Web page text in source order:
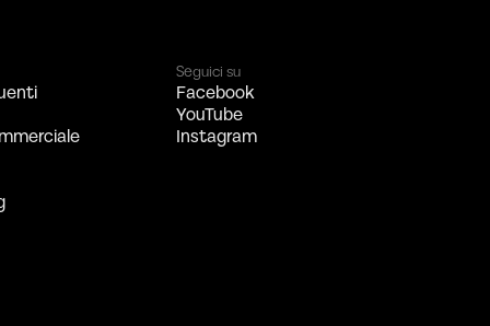
Seguici su
Facebook
YouTube
Instagram